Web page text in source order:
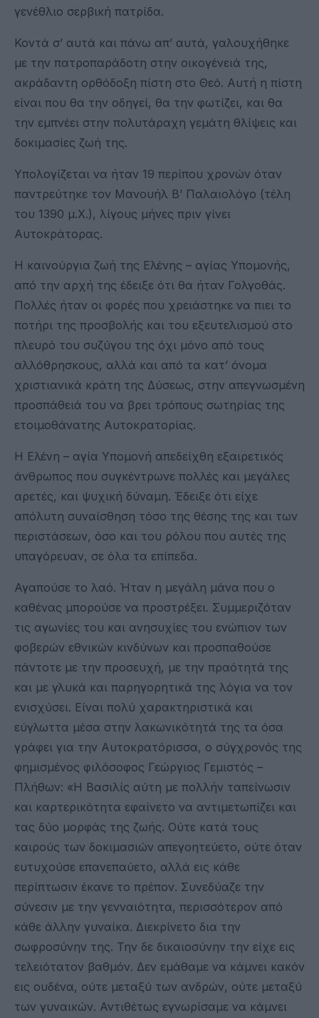
γενέθλιο σερβική πατρίδα.
Κοντά σ’ αυτά και πάνω απ’ αυτά, γαλουχήθηκε
με την πατροπαράδοτη στην οικογένειά της,
ακράδαντη ορθόδοξη πίστη στο Θεό. Αυτή η πίστη
είναι που θα την οδηγεί, θα την φωτίζει, και θα
την εμπνέει στην πολυτάραχη γεμάτη θλίψεις και
δοκιμασίες ζωή της.
Υπολογίζεται να ήταν 19 περίπου χρονών όταν
παντρεύτηκε τον Μανουήλ Β’ Παλαιολόγο (τέλη
του 1390 μ.Χ.), λίγους μήνες πριν γίνει
Αυτοκράτορας.
Η καινούργια ζωή της Ελένης – αγίας Υπομονής,
από την αρχή της έδειξε ότι θα ήταν Γολγοθάς.
Πολλές ήταν οι φορές που χρειάστηκε να πιει το
ποτήρι της προσβολής και του εξευτελισμού στο
πλευρό του συζύγου της όχι μόνο από τους
αλλόθρησκους, αλλά και από τα κατ’ όνομα
χριστιανικά κράτη της Δύσεως, στην απεγνωσμένη
προσπάθειά του να βρει τρόπους σωτηρίας της
ετοιμοθάνατης Αυτοκρατορίας.
Η Ελένη – αγία Υπομονή απεδείχθη εξαιρετικός
άνθρωπος που συγκέντρωνε πολλές και μεγάλες
αρετές, και ψυχική δύναμη. Έδειξε ότι είχε
απόλυτη συναίσθηση τόσο της θέσης της και των
περιστάσεων, όσο και του ρόλου που αυτές της
υπαγόρευαν, σε όλα τα επίπεδα.
Αγαπούσε το λαό. Ήταν η μεγάλη μάνα που ο
καθένας μπορούσε να προστρέξει. Συμμεριζόταν
τις αγωνίες του και ανησυχίες του ενώπιον των
φοβερών εθνικών κινδύνων και προσπαθούσε
πάντοτε με την προσευχή, με την πραότητά της
και με γλυκά και παρηγορητικά της λόγια να τον
ενισχύσει. Είναι πολύ χαρακτηριστικά και
εύγλωττα μέσα στην λακωνικότητά της τα όσα
γράφει για την Αυτοκρατόρισσα, ο σύγχρονός της
φημισμένος φιλόσοφος Γεώργιος Γεμιστός –
Πλήθων: «Η Βασιλίς αύτη με πολλήν ταπείνωσιν
και καρτερικότητα εφαίνετο να αντιμετωπίζει και
τας δύο μορφάς της ζωής. Ούτε κατά τους
καιρούς των δοκιμασιών απεγοητεύετο, ούτε όταν
ευτυχούσε επανεπαύετο, αλλά εις κάθε
περίπτωσιν έκανε το πρέπον. Συνεδύαζε την
σύνεσιν με την γενναιότητα, περισσότερον από
κάθε άλλην γυναίκα. Διεκρίνετο δια την
σωφροσύνην της. Την δε δικαιοσύνην την είχε εις
τελειότατον βαθμόν. Δεν εμάθαμε να κάμνει κακόν
εις ουδένα, ούτε μεταξύ των ανδρών, ούτε μεταξύ
των γυναικών. Αντιθέτως εγνωρίσαμε να κάμνει